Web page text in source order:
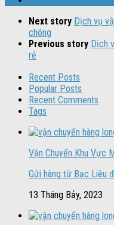
Next story Dịch vụ
chóng
Previous story Dịch
rẻ
Recent Posts
Popular Posts
Recent Comments
Tags
Vận Chuyển Khu Vực
Gửi hàng từ Bạc Liêu
13 Tháng Bảy, 2023